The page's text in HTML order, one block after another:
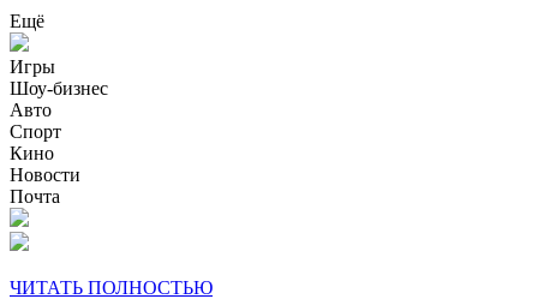
Ещё
Игры
Шоу-бизнес
Авто
Спорт
Кино
Новости
Почта
ЧИТАТЬ ПОЛНОСТЬЮ